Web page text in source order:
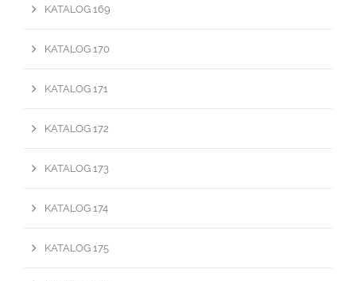
KATALOG 169
KATALOG 170
KATALOG 171
KATALOG 172
KATALOG 173
KATALOG 174
KATALOG 175